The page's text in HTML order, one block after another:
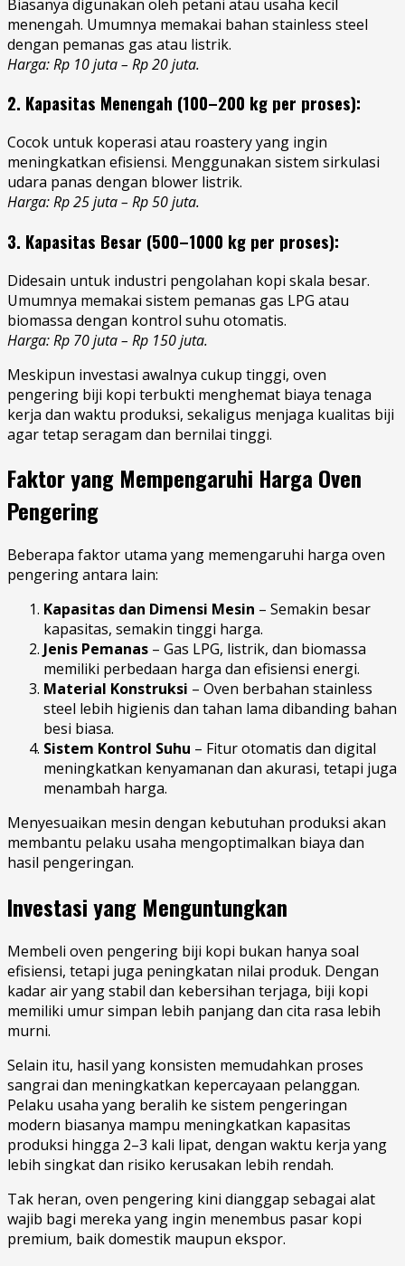
Biasanya digunakan oleh petani atau usaha kecil
menengah. Umumnya memakai bahan stainless steel
dengan pemanas gas atau listrik.
Harga: Rp 10 juta – Rp 20 juta.
2. Kapasitas Menengah (100–200 kg per proses):
Cocok untuk koperasi atau roastery yang ingin
meningkatkan efisiensi. Menggunakan sistem sirkulasi
udara panas dengan blower listrik.
Harga: Rp 25 juta – Rp 50 juta.
3. Kapasitas Besar (500–1000 kg per proses):
Didesain untuk industri pengolahan kopi skala besar.
Umumnya memakai sistem pemanas gas LPG atau
biomassa dengan kontrol suhu otomatis.
Harga: Rp 70 juta – Rp 150 juta.
Meskipun investasi awalnya cukup tinggi, oven
pengering biji kopi terbukti menghemat biaya tenaga
kerja dan waktu produksi, sekaligus menjaga kualitas biji
agar tetap seragam dan bernilai tinggi.
Faktor yang Mempengaruhi Harga Oven
Pengering
Beberapa faktor utama yang memengaruhi harga oven
pengering antara lain:
Kapasitas dan Dimensi Mesin – Semakin besar
kapasitas, semakin tinggi harga.
Jenis Pemanas – Gas LPG, listrik, dan biomassa
memiliki perbedaan harga dan efisiensi energi.
Material Konstruksi – Oven berbahan stainless
steel lebih higienis dan tahan lama dibanding bahan
besi biasa.
Sistem Kontrol Suhu – Fitur otomatis dan digital
meningkatkan kenyamanan dan akurasi, tetapi juga
menambah harga.
Menyesuaikan mesin dengan kebutuhan produksi akan
membantu pelaku usaha mengoptimalkan biaya dan
hasil pengeringan.
Investasi yang Menguntungkan
Membeli oven pengering biji kopi bukan hanya soal
efisiensi, tetapi juga peningkatan nilai produk. Dengan
kadar air yang stabil dan kebersihan terjaga, biji kopi
memiliki umur simpan lebih panjang dan cita rasa lebih
murni.
Selain itu, hasil yang konsisten memudahkan proses
sangrai dan meningkatkan kepercayaan pelanggan.
Pelaku usaha yang beralih ke sistem pengeringan
modern biasanya mampu meningkatkan kapasitas
produksi hingga 2–3 kali lipat, dengan waktu kerja yang
lebih singkat dan risiko kerusakan lebih rendah.
Tak heran, oven pengering kini dianggap sebagai alat
wajib bagi mereka yang ingin menembus pasar kopi
premium, baik domestik maupun ekspor.